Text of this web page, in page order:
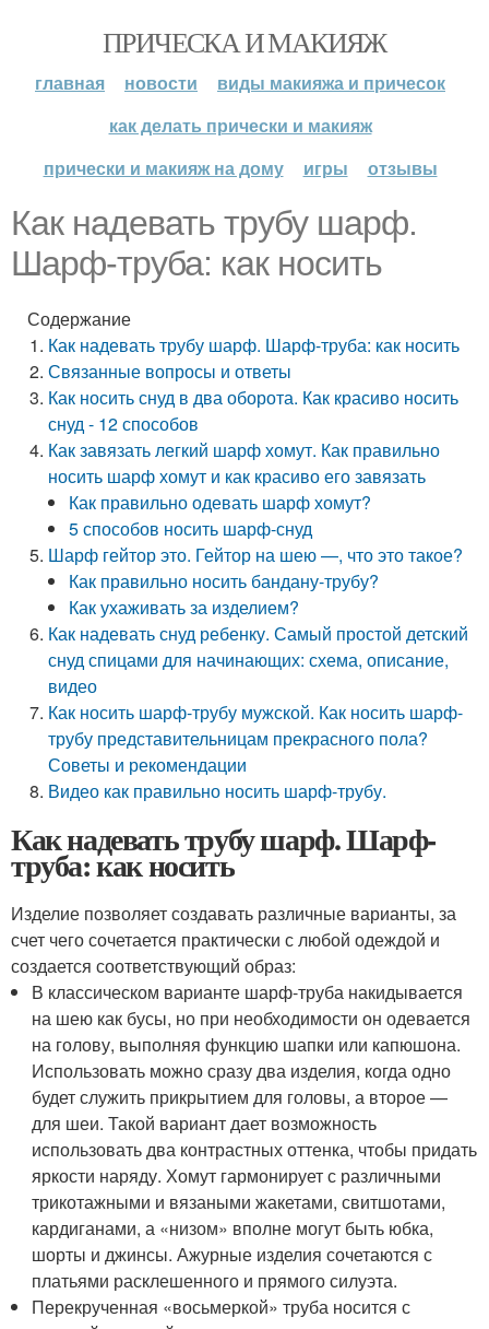
ПРИЧЕСКА И МАКИЯЖ
главная новости
виды макияжа и причесок
как делать прически и макияж
прически и макияж на дому
игры отзывы
Как надевать трубу шарф.
Шарф-труба: как носить
Содержание
Как надевать трубу шарф. Шарф-труба: как носить
Связанные вопросы и ответы
Как носить снуд в два оборота. Как красиво носить
снуд - 12 способов
Как завязать легкий шарф хомут. Как правильно
носить шарф хомут и как красиво его завязать
Как правильно одевать шарф хомут?
5 способов носить шарф-снуд
Шарф гейтор это. Гейтор на шею —, что это такое?
Как правильно носить бандану-трубу?
Как ухаживать за изделием?
Как надевать снуд ребенку. Самый простой детский
снуд спицами для начинающих: схема, описание,
видео
Как носить шарф-трубу мужской. Как носить шарф-
трубу представительницам прекрасного пола?
Советы и рекомендации
Видео как правильно носить шарф-трубу.
Как надевать трубу шарф. Шарф-
труба: как носить
Изделие позволяет создавать различные варианты, за
счет чего сочетается практически с любой одеждой и
создается соответствующий образ:
В классическом варианте шарф-труба накидывается
на шею как бусы, но при необходимости он одевается
на голову, выполняя функцию шапки или капюшона.
Использовать можно сразу два изделия, когда одно
будет служить прикрытием для головы, а второе —
для шеи. Такой вариант дает возможность
использовать два контрастных оттенка, чтобы придать
яркости наряду. Хомут гармонирует с различными
трикотажными и вязаными жакетами, свитшотами,
кардиганами, а «низом» вполне могут быть юбка,
шорты и джинсы. Ажурные изделия сочетаются с
платьями расклешенного и прямого силуэта.
Перекрученная «восьмеркой» труба носится с